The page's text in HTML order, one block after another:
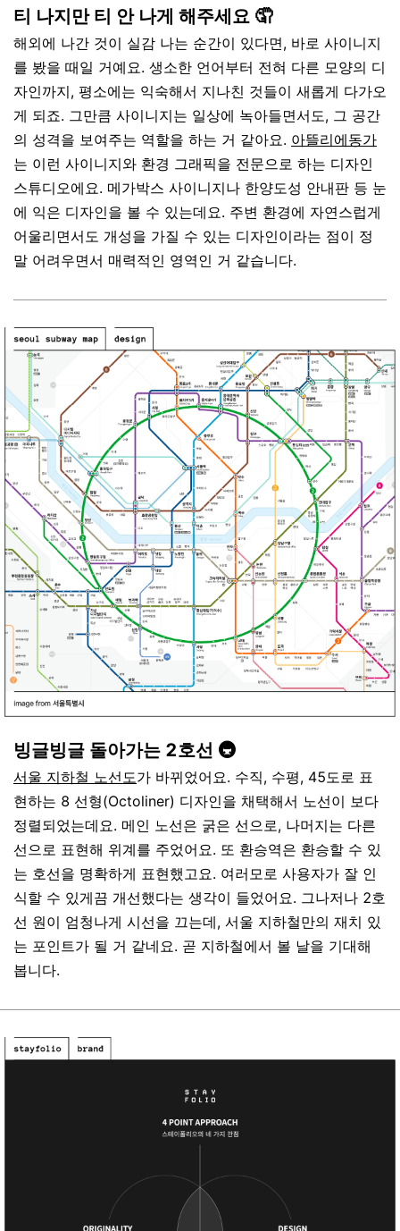
티 나지만 티 안 나게 해주세요 🤦
해외에 나간 것이 실감 나는 순간이 있다면, 바로 사이니지
를 봤을 때일 거예요. 생소한 언어부터 전혀 다른 모양의 디
자인까지, 평소에는 익숙해서 지나친 것들이 새롭게 다가오
게 되죠. 그만큼 사이니지는 일상에 녹아들면서도, 그 공간
의 성격을 보여주는 역할을 하는 거 같아요. 아뜰리에동가
는 이런 사이니지와 환경 그래픽을 전문으로 하는 디자인
스튜디오에요. 메가박스 사이니지나 한양도성 안내판 등 눈
에 익은 디자인을 볼 수 있는데요. 주변 환경에 자연스럽게
어울리면서도 개성을 가질 수 있는 디자인이라는 점이 정
말 어려우면서 매력적인 영역인 거 같습니다.
빙글빙글 돌아가는 2호선 🚇
서울 지하철 노선도가 바뀌었어요. 수직, 수평, 45도로 표
현하는 8 선형(Octoliner) 디자인을 채택해서 노선이 보다
정렬되었는데요. 메인 노선은 굵은 선으로, 나머지는 다른
선으로 표현해 위계를 주었어요. 또 환승역은 환승할 수 있
는 호선을 명확하게 표현했고요. 여러모로 사용자가 잘 인
식할 수 있게끔 개선했다는 생각이 들었어요. 그나저나 2호
선 원이 엄청나게 시선을 끄는데, 서울 지하철만의 재치 있
는 포인트가 될 거 같네요. 곧 지하철에서 볼 날을 기대해
봅니다.